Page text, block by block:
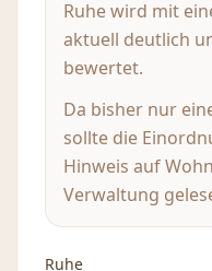
Ruhe wird mit
aktuell deutlich
bewertet.
Da bisher nur
sollte die
Hinweis auf
Verwaltung
Ruhe